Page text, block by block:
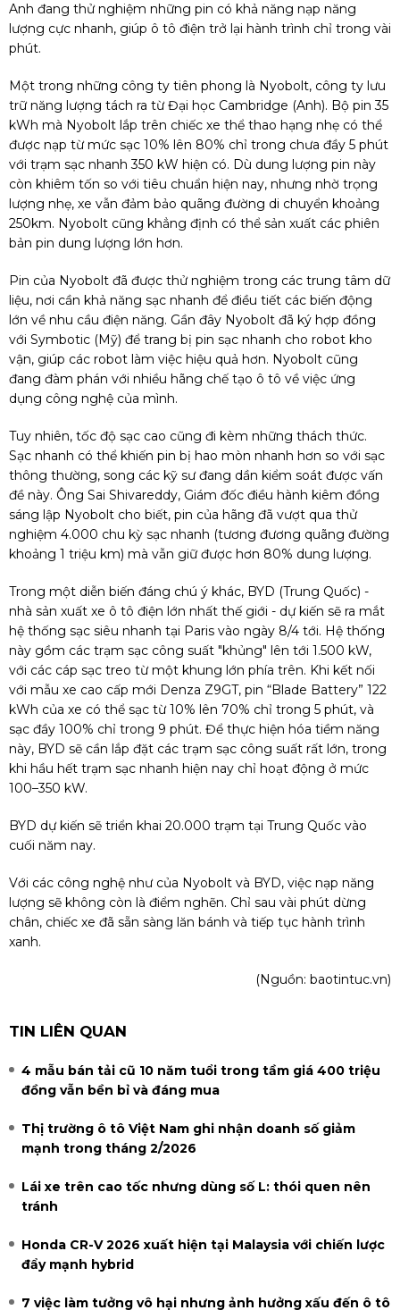
Anh đang thử nghiệm những pin có khả năng nạp năng
lượng cực nhanh, giúp ô tô điện trở lại hành trình chỉ trong vài
phút.
Một trong những công ty tiên phong là Nyobolt, công ty lưu
trữ năng lượng tách ra từ Đại học Cambridge (Anh). Bộ pin 35
kWh mà Nyobolt lắp trên chiếc xe thể thao hạng nhẹ có thể
được nạp từ mức sạc 10% lên 80% chỉ trong chưa đầy 5 phút
với trạm sạc nhanh 350 kW hiện có. Dù dung lượng pin này
còn khiêm tốn so với tiêu chuẩn hiện nay, nhưng nhờ trọng
lượng nhẹ, xe vẫn đảm bảo quãng đường di chuyển khoảng
250km. Nyobolt cũng khẳng định có thể sản xuất các phiên
bản pin dung lượng lớn hơn.
Pin của Nyobolt đã được thử nghiệm trong các trung tâm dữ
liệu, nơi cần khả năng sạc nhanh để điều tiết các biến động
lớn về nhu cầu điện năng. Gần đây Nyobolt đã ký hợp đồng
với Symbotic (Mỹ) để trang bị pin sạc nhanh cho robot kho
vận, giúp các robot làm việc hiệu quả hơn. Nyobolt cũng
đang đàm phán với nhiều hãng chế tạo ô tô về việc ứng
dụng công nghệ của mình.
Tuy nhiên, tốc độ sạc cao cũng đi kèm những thách thức.
Sạc nhanh có thể khiến pin bị hao mòn nhanh hơn so với sạc
thông thường, song các kỹ sư đang dần kiểm soát được vấn
đề này. Ông Sai Shivareddy, Giám đốc điều hành kiêm đồng
sáng lập Nyobolt cho biết, pin của hãng đã vượt qua thử
nghiệm 4.000 chu kỳ sạc nhanh (tương đương quãng đường
khoảng 1 triệu km) mà vẫn giữ được hơn 80% dung lượng.
Trong một diễn biến đáng chú ý khác, BYD (Trung Quốc) -
nhà sản xuất xe ô tô điện lớn nhất thế giới - dự kiến sẽ ra mắt
hệ thống sạc siêu nhanh tại Paris vào ngày 8/4 tới. Hệ thống
này gồm các trạm sạc công suất "khủng" lên tới 1.500 kW,
với các cáp sạc treo từ một khung lớn phía trên. Khi kết nối
với mẫu xe cao cấp mới Denza Z9GT, pin “Blade Battery” 122
kWh của xe có thể sạc từ 10% lên 70% chỉ trong 5 phút, và
sạc đầy 100% chỉ trong 9 phút. Để thực hiện hóa tiềm năng
này, BYD sẽ cần lắp đặt các trạm sạc công suất rất lớn, trong
khi hầu hết trạm sạc nhanh hiện nay chỉ hoạt động ở mức
100–350 kW.
BYD dự kiến sẽ triển khai 20.000 trạm tại Trung Quốc vào
cuối năm nay.
Với các công nghệ như của Nyobolt và BYD, việc nạp năng
lượng sẽ không còn là điểm nghẽn. Chỉ sau vài phút dừng
chân, chiếc xe đã sẵn sàng lăn bánh và tiếp tục hành trình
xanh.
(Nguồn: baotintuc.vn)
TIN LIÊN QUAN
4 mẫu bán tải cũ 10 năm tuổi trong tầm giá 400 triệu
đồng vẫn bền bỉ và đáng mua
Thị trường ô tô Việt Nam ghi nhận doanh số giảm
mạnh trong tháng 2/2026
Lái xe trên cao tốc nhưng dùng số L: thói quen nên
tránh
Honda CR-V 2026 xuất hiện tại Malaysia với chiến lược
đẩy mạnh hybrid
7 việc làm tưởng vô hại nhưng ảnh hưởng xấu đến ô tô